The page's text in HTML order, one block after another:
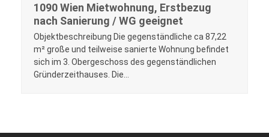
1090 Wien Mietwohnung, Erstbezug
nach Sanierung / WG geeignet
Objektbeschreibung Die gegenständliche ca 87,22
m² große und teilweise sanierte Wohnung befindet
sich im 3. Obergeschoss des gegenständlichen
Gründerzeithauses. Die…